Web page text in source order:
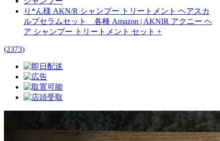
り*ん様 AKN/R シャンプー トリートメント ヘアスカ
ルプセラムセット 各種 Amazon | AKNIR アクニー ヘ
ア シャンプー トリートメント セット +
(2373)